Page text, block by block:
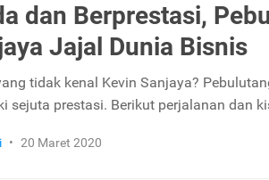
dan Berprestasi,
Jajal Dunia Bisnis
tidak kenal Kevin Sanjaya?
sejuta prestasi. Berikut perjalanan dan
• 20 Maret 2020